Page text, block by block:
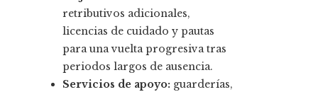
retributivos adicionales,
licencias de cuidado y pautas
para una vuelta progresiva tras
periodos largos de ausencia.
Servicios de apoyo: guarderías,